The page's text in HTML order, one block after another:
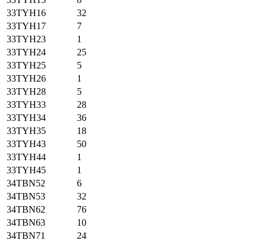
33TYH16
32
33TYH17
7
33TYH23
1
33TYH24
25
33TYH25
5
33TYH26
1
33TYH28
5
33TYH33
28
33TYH34
36
33TYH35
18
33TYH43
50
33TYH44
1
33TYH45
1
34TBN52
6
34TBN53
32
34TBN62
76
34TBN63
10
34TBN71
24